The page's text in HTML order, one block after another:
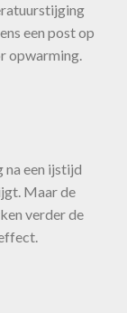
een post op
opwarming.
een ijstijd
Maar de
verder de